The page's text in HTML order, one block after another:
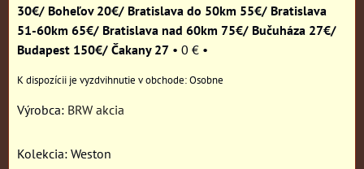
30€/ Boheľov 20€/ Bratislava do 50km 55€/ Bratislava
51-60km 65€/ Bratislava nad 60km 75€/ Bučuháza 27€/
Budapest 150€/ Čakany 27 • 0 € •
Osobne
Výrobca: BRW akcia
Kolekcia: Weston